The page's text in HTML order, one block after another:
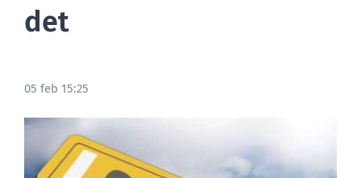
TURISTVISUM
BLOGG
det
05 feb 15:25